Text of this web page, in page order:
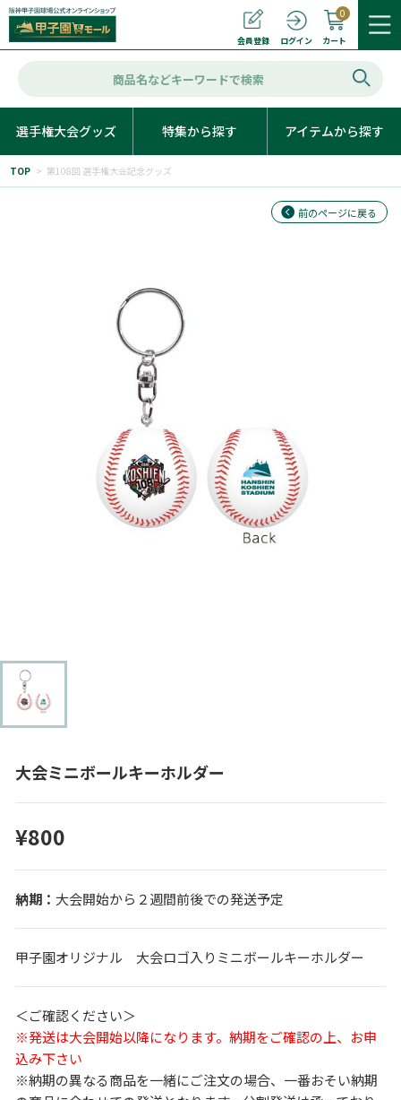
会員登録 ログイン カート
0
選手権大会グッズ 特集から探す アイテムから探す
TOP > 第108回 選手権大会記念グッズ
前のページに戻る
大会ミニボールキーホルダー
¥800
大会開始から２週間前後での発送予定
甲子園オリジナル 大会ロゴ入りミニボールキーホルダー
＜ご確認ください＞
※発送は大会開始以降になります。納期をご確認の上、お申
込み下さい
※納期の異なる商品を一緒にご注文の場合、一番おそい納期